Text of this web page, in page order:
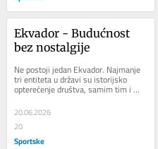
Ekvador - Budućnost
bez nostalgije
Ne postoji jedan Ekvador. Najmanje
tri entiteta u državi su istorijsko
opterećenje društva, samim tim i
fudbala. Jer, na različitim mestima...
20.06.2026
20
Sportske